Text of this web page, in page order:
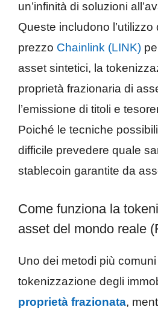
un’infinità di soluzioni
Queste includono l’utilizzo
prezzo Chainlink (LINK)
asset sintetici, la
proprietà frazionaria di
l’emissione di titoli e
Poiché le tecniche
difficile prevedere quale
stablecoin garantite da
Come funziona la
asset del mondo reale
Uno dei metodi più
tokenizzazione degli
proprietà frazionata,